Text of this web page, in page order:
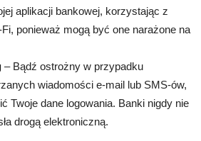
aplikacji bankowej, korzystając z
ponieważ mogą być one narażone na
– Bądź ostrożny w przypadku
wiadomości e-mail lub SMS-ów,
Twoje dane logowania. Banki nigdy nie
drogą elektroniczną.